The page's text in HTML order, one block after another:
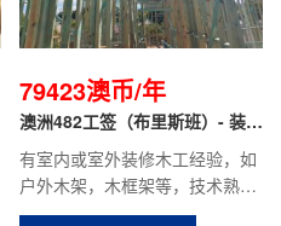
79423澳币/年
澳洲482工签（布里斯班）- 装修
木工
有室内或室外装修木工经验，如
户外木架，木框架等，技术熟
练，有驾照；